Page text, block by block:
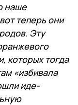
наше
теперь они
Эту
которых тогда
«избивала
иде­